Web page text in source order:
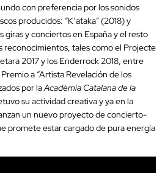
con preferencia por los sonidos
producidos: “K’ataka” (2018) y
giras y conciertos en España y el resto
reconocimientos, tales como el Projecte
2017 y los Enderrock 2018, entre
a “Artista Revelación de los
por laAcadèmia Catalana de la
su actividad creativa y ya en la
un nuevo proyecto de concierto-
promete estar cargado de pura energía